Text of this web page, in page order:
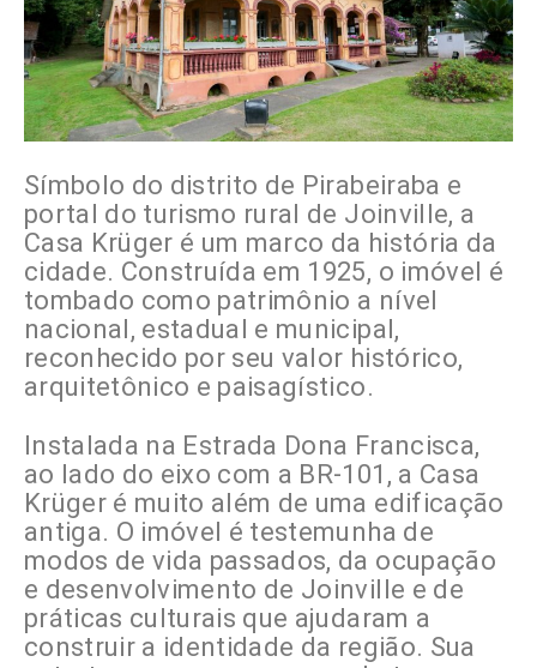
Símbolo do distrito de Pirabeiraba e
portal do turismo rural de Joinville, a
Casa Krüger é um marco da história da
cidade. Construída em 1925, o imóvel é
tombado como patrimônio a nível
nacional, estadual e municipal,
reconhecido por seu valor histórico,
arquitetônico e paisagístico.
Instalada na Estrada Dona Francisca,
ao lado do eixo com a BR-101, a Casa
Krüger é muito além de uma edificação
antiga. O imóvel é testemunha de
modos de vida passados, da ocupação
e desenvolvimento de Joinville e de
práticas culturais que ajudaram a
construir a identidade da região. Sua